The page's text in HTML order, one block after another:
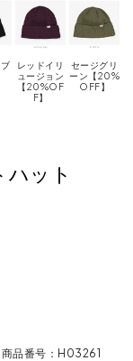
レッドイリ
ュージョン
【20%OF
F】
セージグリ
ーン【20%
OFF】
ット
商品番号 H03261